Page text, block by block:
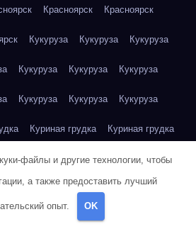
Красноярск Красноярск
Кукуруза Кукуруза Кукуруза
Кукуруза Кукуруза Кукуруза
Кукуруза Кукуруза Кукуруза
Куриная грудка Куриная грудка
Куриная грудка Куриная грудка
Куриная грудка Куриная грудка
Куриная грудка
файлы и другие технологии, чтобы
а также предоставить лучший
опыт. OK